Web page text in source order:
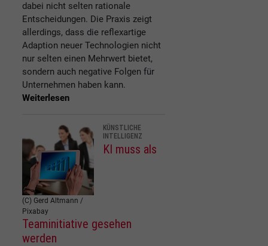
dabei nicht selten rationale
Entscheidungen. Die Praxis zeigt
allerdings, dass die reflexartige
Adaption neuer Technologien nicht
nur selten einen Mehrwert bietet,
sondern auch negative Folgen für
Unternehmen haben kann.
Weiterlesen
(C) Gerd Altmann /
Pixabay
KÜNSTLICHE
INTELLIGENZ
KI muss als
Teaminitiative gesehen
werden